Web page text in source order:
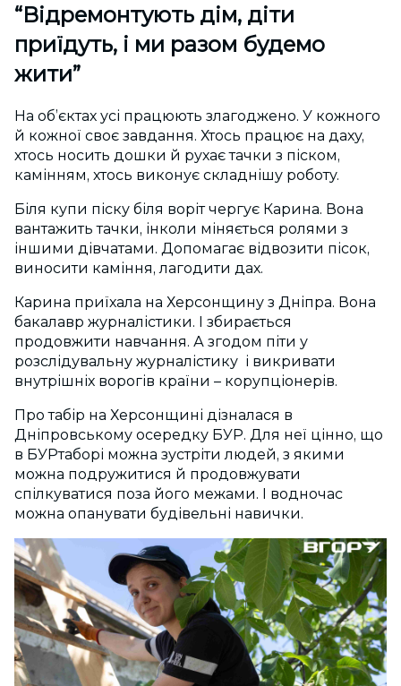
“Відремонтують дім, діти
приїдуть, і ми разом будемо
жити”
На об’єктах усі працюють злагоджено. У кожного
й кожної своє завдання. Хтось працює на даху,
хтось носить дошки й рухає тачки з піском,
камінням, хтось виконує складнішу роботу.
Біля купи піску біля воріт чергує Карина. Вона
вантажить тачки, інколи міняється ролями з
іншими дівчатами. Допомагає відвозити пісок,
виносити каміння, лагодити дах.
Карина приїхала на Херсонщину з Дніпра. Вона
бакалавр журналістики. І збирається
продовжити навчання. А згодом піти у
розслідувальну журналістику і викривати
внутрішніх ворогів країни – корупціонерів.
Про табір на Херсонщині дізналася в
Дніпровському осередку БУР. Для неї цінно, що
в БУРтаборі можна зустріти людей, з якими
можна подружитися й продовжувати
спілкуватися поза його межами. І водночас
можна опанувати будівельні навички.